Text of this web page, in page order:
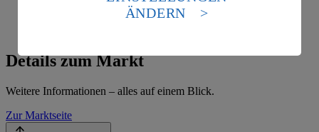
Details zum Markt
Weitere Informationen – alles auf einem Blick.
Zur Marktseite
Standards nicht angemessenen Datenschutzniveau an.
Es besteht das Risiko eines Zugriffs durch US-
Informationen zum Herausgeber der Seite findest du
ÄNDERN